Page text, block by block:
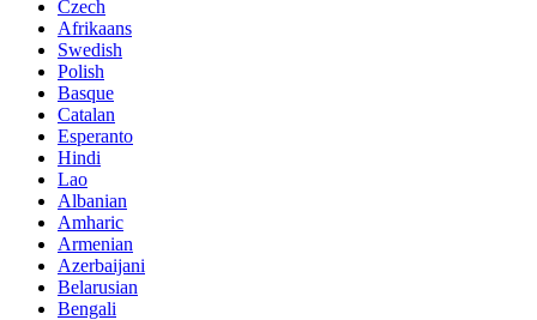
Czech
Afrikaans
Swedish
Polish
Basque
Catalan
Esperanto
Hindi
Lao
Albanian
Amharic
Armenian
Azerbaijani
Belarusian
Bengali